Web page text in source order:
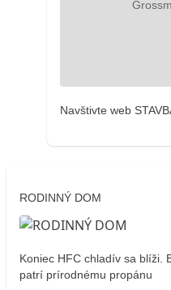
Navštivte web
RODINNÝ DOM
Koniec HFC chladív sa blíži.
patrí prírodnému propánu